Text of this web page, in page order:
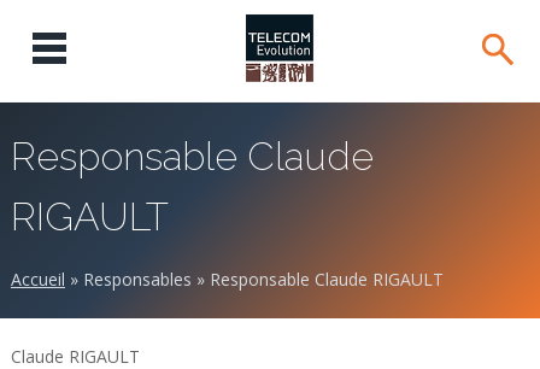
Responsable Claude
RIGAULT
Accueil » Responsables » Responsable Claude RIGAULT
Claude RIGAULT